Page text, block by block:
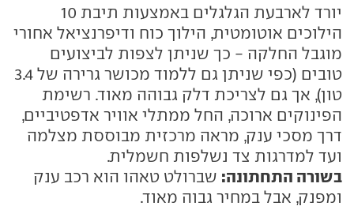
יורד לארבעת הגלגלים באמצעות תיבת 10
הילוכים אוטומטית, הילוך כוח ודיפרנציאל אחורי
מוגבל החלקה - כך שניתן לצפות לביצועים
טובים (כפי שניתן גם ללמוד מכושר גרירה של 3.4
טון), אך גם לצריכת דלק גבוהה מאוד. רשימת
הפינוקים ארוכה, החל ממתלי אוויר אדפטיביים,
דרך מסכי ענק, מראה מרכזית מבוססת מצלמה
ועד למדרגות צד נשלפות חשמלית.
בשורה התחתונה: שברולט טאהו הוא רכב ענק
ומפנק, אבל במחיר גבוה מאוד.